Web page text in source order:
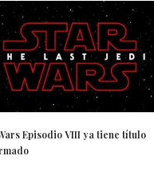
Episodio VIII ya tiene título